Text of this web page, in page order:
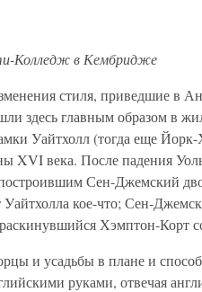
Колледж в Кембридже
стиля, приведшие в
здесь главным образом в
Уайтхолл (тогда еще
XVI века. После падения
Сен-Джемский
Уайтхолла кое-что; Сен-
Хэмптон-Корт
и усадьбы в плане и
руками, отвечая